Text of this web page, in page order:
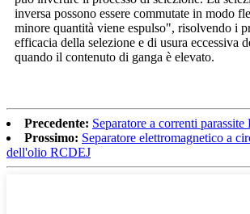
inversa possono essere commutate in modo
minore quantità viene espulso", risolvendo i
efficacia della selezione e di usura eccessiva
quando il contenuto di ganga è elevato.
Precedente: Separatore a correnti
Prossimo: Separatore elettromagnetico a
dell'olio RCDEJ